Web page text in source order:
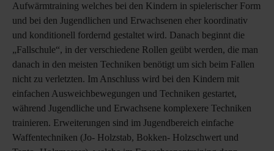
Aufwärmtraining welches bei den Kindern in spielerischer Form
und bei den Jugendlichen und Erwachsenen eher koordinativ
und konditionell fordernd gestaltet wird. Danach beginnt die
„Fallschule“, in der verschiedene Rollen geübt werden, die man
danach in den meisten Techniken benötigt um sich beim Fallen
nicht zu verletzten. Im Anschluss wird bei den Kindern mit
einfachen Ausweichbewegungen und Techniken gestartet,
während Jugendliche und Erwachsene komplexere Techniken
trainieren. Erweiterungen sind im Jugendbereich einfache
Waffentechniken (Jo- Holzstab, Bokken- Holzschwert und